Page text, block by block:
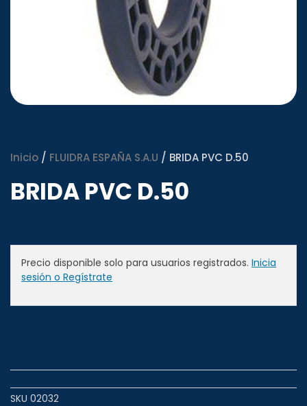
Inicio / FLUIDRA ESPAÑA S.A.U / BRIDA PVC D.50
BRIDA PVC D.50
Precio disponible solo para usuarios registrados. Inicia
sesión o Regístrate
SKU 02032